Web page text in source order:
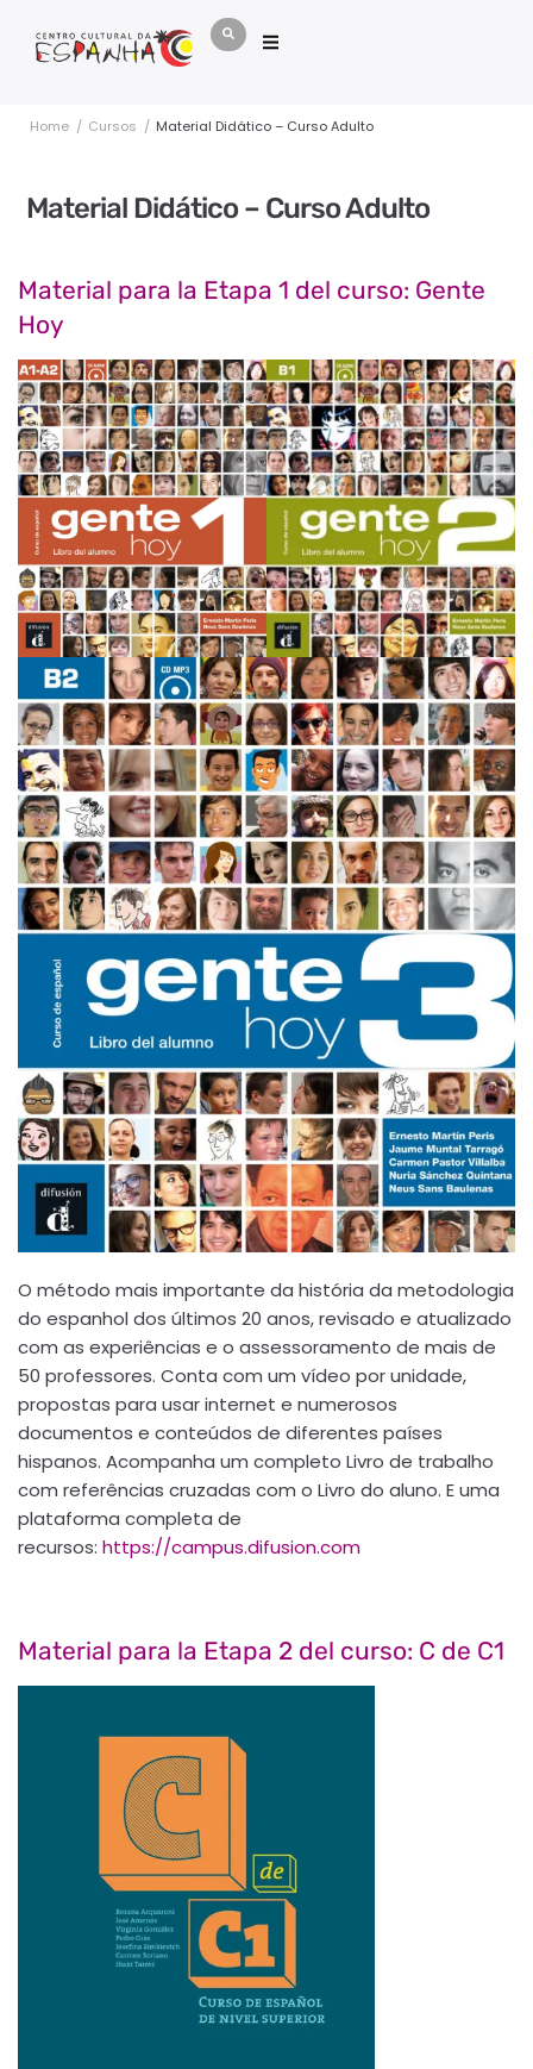
Home / Cursos / Material Didático – Curso Adulto
Material Didático – Curso Adulto
Material para la Etapa 1 del curso: Gente
Hoy
O método mais importante da história da metodologia
do espanhol dos últimos 20 anos, revisado e atualizado
com as experiências e o assessoramento de mais de
50 professores. Conta com um vídeo por unidade,
propostas para usar internet e numerosos
documentos e conteúdos de diferentes países
hispanos. Acompanha um completo Livro de trabalho
com referências cruzadas com o Livro do aluno. E uma
plataforma completa de
recursos: https://campus.difusion.com
Material para la Etapa 2 del curso: C de C1